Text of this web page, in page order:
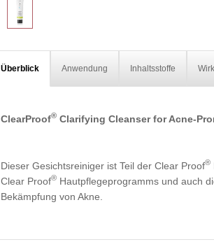
Überblick Anwendung Inhaltsstoffe
ClearProof®Clarifying Cleanser for Acne-
Dieser Gesichtsreiniger ist Teil der Clear Proof®
Clear Proof®Hautpflegeprogramms und auch
Bekämpfung von Akne.